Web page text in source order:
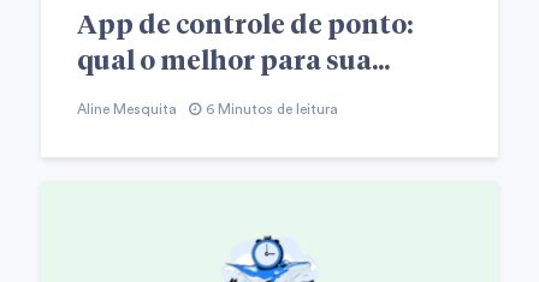
App de controle de ponto:
qual o melhor para sua...
Aline Mesquita 6 Minutos de leitura